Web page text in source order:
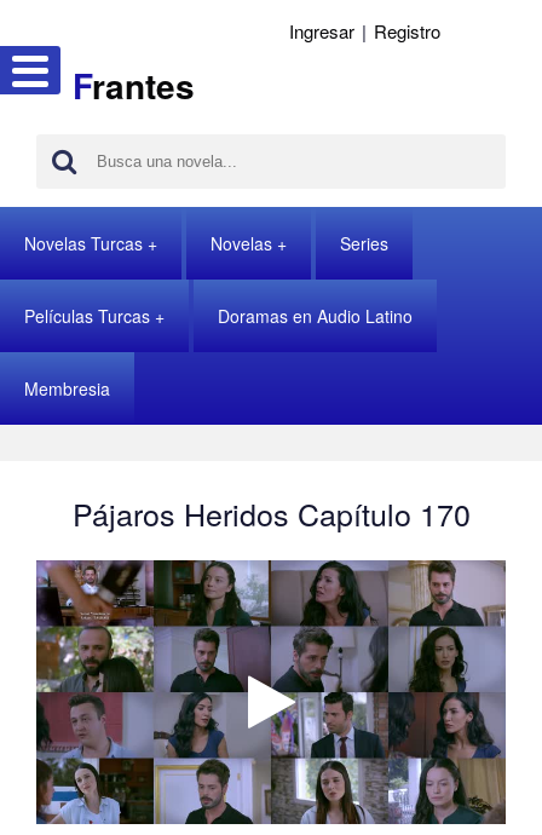
Frantes
Ingresar | Registro
Novelas Turcas Novelas Series
Películas Turcas Doramas en Audio Latino
Membresia
Pájaros Heridos Capítulo 170